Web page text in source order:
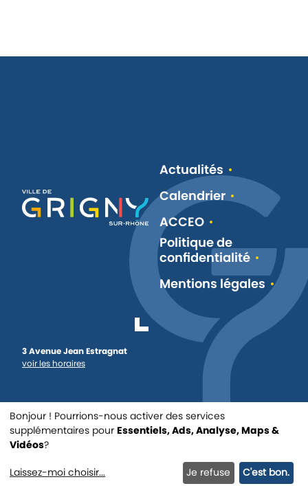
Triathlon 2026 🏊‍♀️🚴‍♂️🏃‍♀️
3 Avenue Jean Estragnat
voir les horaires
Actualités
Calendrier
ACCEO
Politique de
confidentialité
Mentions légales
@ 2021
Pamplemousse Communication
- agence digitale Lyon
Bonjour ! Pourrions-nous activer des services
supplémentaires pour Essentiels, Ads, Analyse, Maps &
Vidéos?
Laissez-moi choisir... Je refuse C'est bon.